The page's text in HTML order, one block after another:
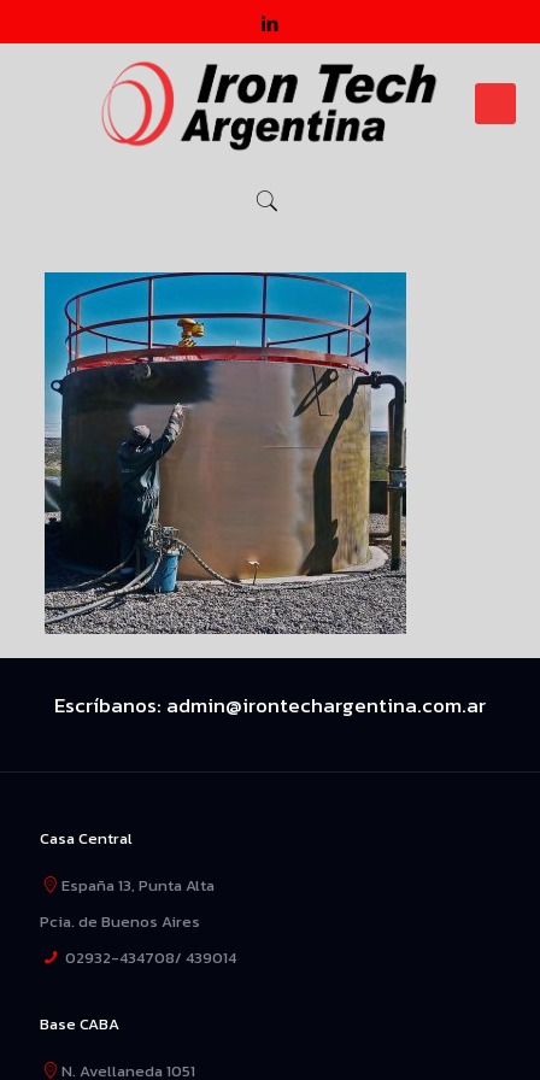
Escríbanos: admin@irontechargentina.com.ar
Casa Central
España 13, Punta Alta
Pcia. de Buenos Aires
02932-434708/ 439014
Base CABA
N. Avellaneda 1051